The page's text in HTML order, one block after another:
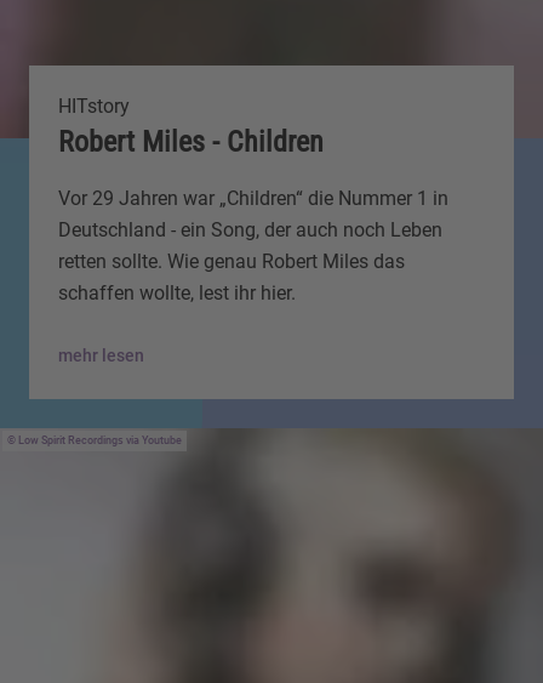
HITstory
Robert Miles - Children
Vor 29 Jahren war „Children“ die Nummer 1 in
Deutschland - ein Song, der auch noch Leben
retten sollte. Wie genau Robert Miles das
schaffen wollte, lest ihr hier.
mehr lesen
Low Spirit Recordings via Youtube